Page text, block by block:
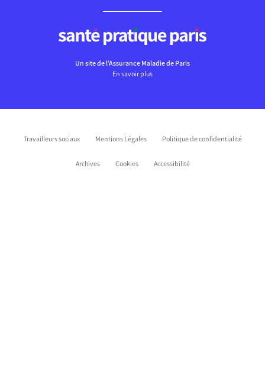
Un site de l’Assurance Maladie de Paris
En savoir plus
Travailleurs sociaux Mentions Légales Politique de confidentialité
Archives Cookies Accessibilité